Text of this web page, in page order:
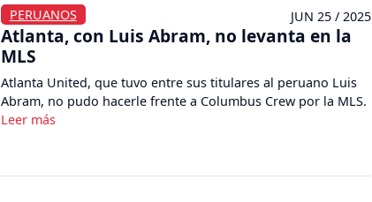
PERUANOS JUN 25 / 2025
Atlanta, con Luis Abram, no levanta en la
MLS
Atlanta United, que tuvo entre sus titulares al peruano Luis
Abram, no pudo hacerle frente a Columbus Crew por la MLS.